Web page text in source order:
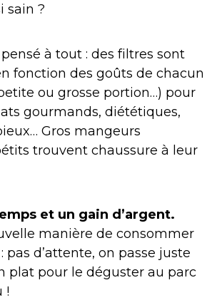
sain ?
à tout : des filtres sont
fonction des goûts de chacun
ou grosse portion…) pour
gourmands, diététiques,
Gros mangeurs
trouvent chaussure à leur
et un gain d’argent.
manière de consommer
pas d’attente, on passe juste
plat pour le déguster au parc
!